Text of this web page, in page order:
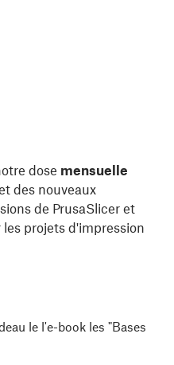
dose mensuelle
des nouveaux
de PrusaSlicer et
projets d'impression
le l'e-book les "Bases